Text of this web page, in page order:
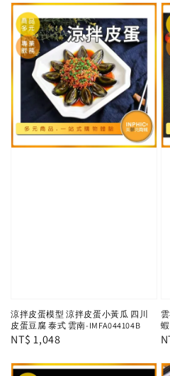
涼拌皮蛋模型 涼拌皮蛋小黃瓜 四川
皮蛋豆腐 泰式 雲南-IMFA044104B
Regular
NT$ 1,048